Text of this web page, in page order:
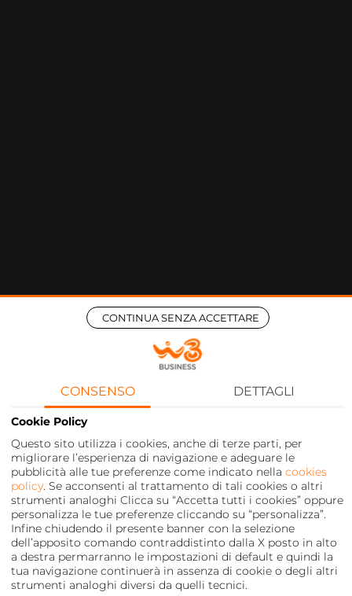
CONTINUA SENZA ACCETTARE
CONSENSO
Cookie Policy
Questo sito utilizza i cookies, anche di terze parti, per
migliorare l’esperienza di navigazione e adeguare le
pubblicità alle tue preferenze come indicato nella cookies
policy . Se acconsenti al trattamento di tali cookies o altri
strumenti analoghi Clicca su “Accetta tutti i cookies” oppure
personalizza le tue preferenze cliccando su “personalizza”.
Infine chiudendo il presente banner con la selezione
dell’apposito comando contraddistinto dalla X posto in alto
a destra permarranno le impostazioni di default e quindi la
tua navigazione continuerà in assenza di cookie o degli altri
strumenti analoghi diversi da quelli tecnici.
DETTAGLI